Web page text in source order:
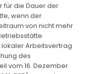
für die Dauer der
wenn der
von nicht mehr
Arbeitsvertrag
des
vom 16. Dezember